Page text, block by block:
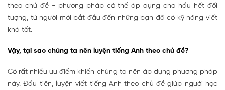
theo chủ đề - phương pháp có thể áp dụng cho hầu hết đối
tượng, từ người mới bắt đầu đến những bạn đã có kỹ năng viết
khá tốt.
Vậy, tại sao chúng ta nên luyện tiếng Anh theo chủ đề?
Có rất nhiều ưu điểm khiến chúng ta nên áp dụng phương pháp
này. Đầu tiên, luyện viết tiếng Anh theo chủ đề giúp người học